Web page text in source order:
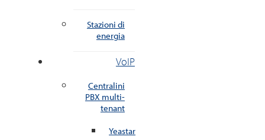
Stazioni di
energia
VoIP
Centralini
PBX multi-
tenant
Yeastar